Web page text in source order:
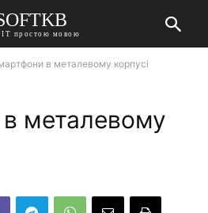
простою мовою
в металевому корпусі
металевому